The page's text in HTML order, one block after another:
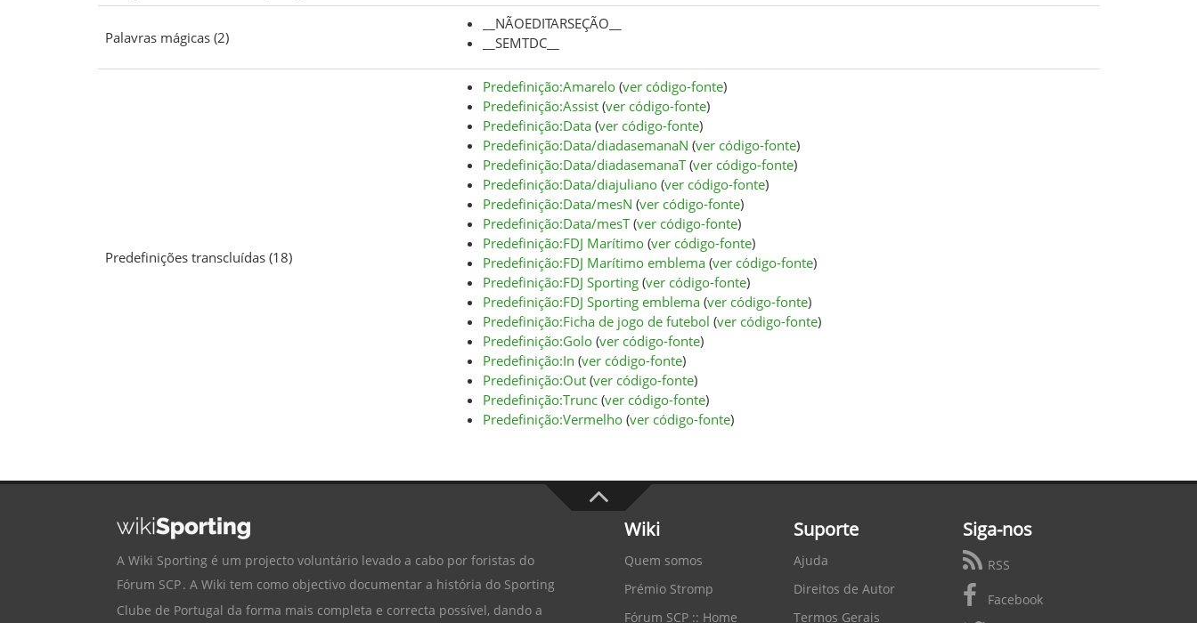
Palavras mágicas (2)
__NÃOEDITARSEÇÃO__
__SEMTDC__
Predefinições transcluídas (18)
Predefinição:Amarelo(ver código-fonte)
Predefinição:Assist(ver código-fonte)
Predefinição:Data(ver código-fonte)
Predefinição:Data/diadasemanaN (ver código-fonte)
Predefinição:Data/diadasemanaT(ver código-fonte)
Predefinição:Data/diajuliano(ver código-fonte)
Predefinição:Data/mesN (ver código-fonte)
Predefinição:Data/mesT(ver código-fonte)
Predefinição:FDJ Marítimo(ver código-fonte)
Predefinição:FDJ Marítimo emblema(ver código-fonte)
Predefinição:FDJ Sporting(ver código-fonte)
Predefinição:FDJ Sporting emblema(ver código-fonte)
Predefinição:Ficha de jogo de futebol (ver código-fonte)
Predefinição:Golo(ver código-fonte)
Predefinição:In (ver código-fonte)
Predefinição:Out(ver código-fonte)
Predefinição:Trunc(ver código-fonte)
Predefinição:Vermelho(ver código-fonte)
A Wiki Sporting é um projecto voluntário levado a cabo por foristas do
Fórum SCP. A Wiki tem como objectivo documentar a história do Sporting
Clube de Portugal da forma mais completa e correcta possível, dando a
Wiki
Quem somos
Prémio Stromp
Fórum SCP :: Home
Suporte
Ajuda
Direitos de Autor
Termos Gerais
Siga-nos
RSS
Facebook